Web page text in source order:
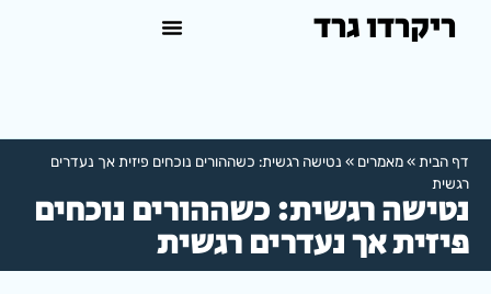
ריקרדו גרד
דף הבית »מאמרים » נטישה רגשית: כשההורים נוכחים פיזית אך נעדרים
רגשית
נטישה רגשית: כשההורים נוכחים
פיזית אך נעדרים רגשית